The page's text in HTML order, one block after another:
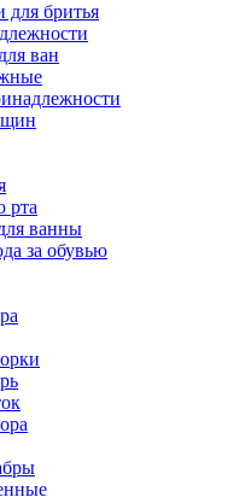
для бритья
ван
рта
ванны
за обувью